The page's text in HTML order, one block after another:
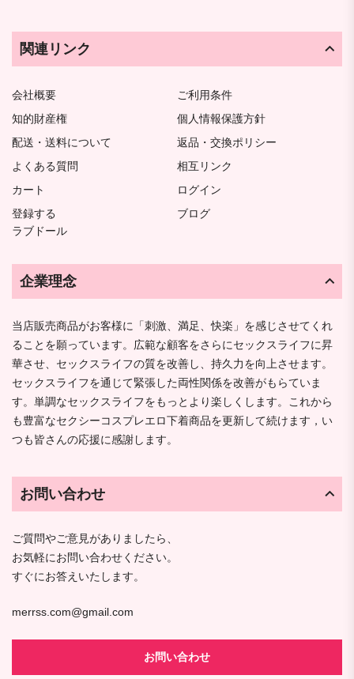
関連リンク
会社概要
ご利用条件
知的財産権
個人情報保護方針
配送・送料について
返品・交換ポリシー
よくある質問
相互リンク
カート
ログイン
登録する
ブログ
ラブドール
企業理念
当店販売商品がお客様に「刺激、満足、快楽」を感じさせてくれ
ることを願っています。広範な顧客をさらにセックスライフに昇
華させ、セックスライフの質を改善し、持久力を向上させます。
セックスライフを通じて緊張した両性関係を改善がもらていま
す。単調なセックスライフをもっとより楽しくします。これから
も豊富なセクシーコスプレエロ下着商品を更新して続けます，い
つも皆さんの応援に感謝します。
お問い合わせ
ご質問やご意見がありましたら、
お気軽にお問い合わせください。
すぐにお答えいたします。
merrss.com@gmail.com
お問い合わせ